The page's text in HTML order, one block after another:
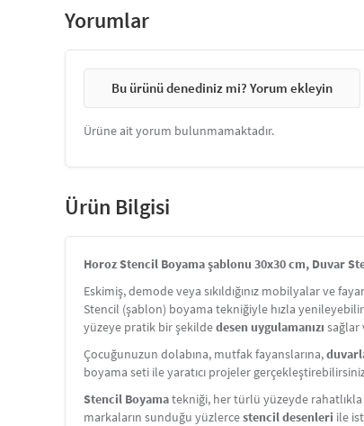
Yorumlar
Bu ürünü denediniz mi? Yorum ekleyin
Ürüne ait yorum bulunmamaktadır.
Ürün Bilgisi
Horoz Stencil Boyama şablonu 30x30 cm, Duvar
Eskimiş, demode veya sıkıldığınız mobilyalar ve
Stencil (şablon) boyama tekniğiyle hızla
yüzeye pratik bir şekildedesen uygulamanızı sağlar
Çocuğunuzun dolabına, mutfak fayanslarına,
boyama seti ile yaratıcı projeler
Stencil Boyamatekniği, her türlü yüzeyde
markaların sunduğu yüzlercestencil desenleri ile